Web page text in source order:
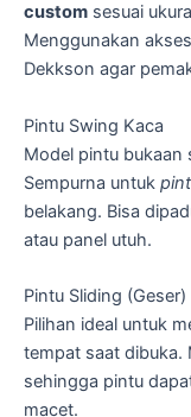
custom sesuai
Menggunakan
Dekkson agar
Pintu Swing Kaca
Model pintu bukaan
Sempurna untuk
belakang. Bisa
atau panel utuh.
Pintu Sliding (Geser)
Pilihan ideal untuk
tempat saat dibuka.
sehingga pintu
macet.